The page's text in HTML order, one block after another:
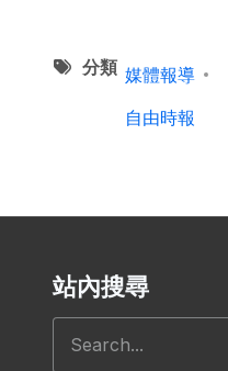
分類 媒體報導
自由時報
站內搜尋